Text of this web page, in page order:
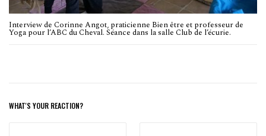
Interview de Corinne Angot, praticienne Bien être et professeur de
Yoga pour l’ABC du Cheval. Séance dans la salle Club de l’écurie.
WHAT'S YOUR REACTION?